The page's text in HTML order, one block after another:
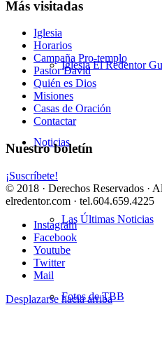
Iglesia El Redentor
Noticias
Las Últimas Noticias
Fotos de TBB
Más visitadas
Iglesia
Horarios
Campaña Pro-templo
Pastor David
Quién es Dios
Misiones
Casas de Oración
Contactar
Nuestro boletín
¡Suscríbete!
© 2018 · Derechos Reservados ·
elredentor.com · tel.604.659.4225
Instagram
Facebook
Youtube
Twitter
Mail
Desplazarse hacia arriba